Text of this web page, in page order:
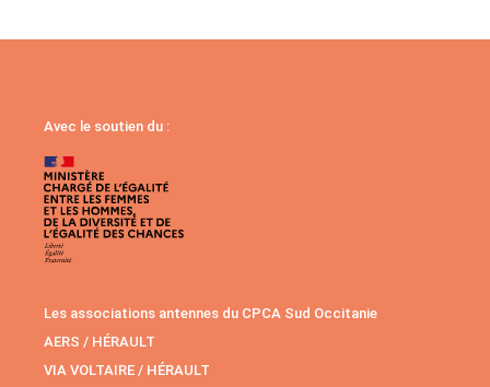
Avec le soutien du :
Les associations antennes du CPCA Sud Occitanie
AERS / HÉRAULT
VIA VOLTAIRE / HÉRAULT